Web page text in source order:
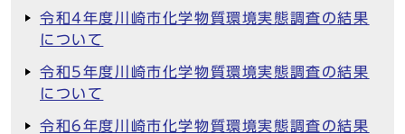
令和4年度川崎市化学物質環境実態調査の結果
について
令和5年度川崎市化学物質環境実態調査の結果
について
令和6年度川崎市化学物質環境実態調査の結果